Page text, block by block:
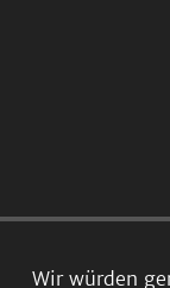
Wir würden